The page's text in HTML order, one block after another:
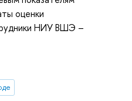
оценки
НИУ ВШЭ –